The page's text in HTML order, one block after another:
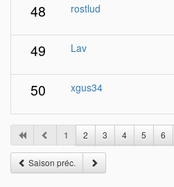
48 rostlud
49 Lav
50 xgus34
1 2 3 4 5 6
Saison préc.